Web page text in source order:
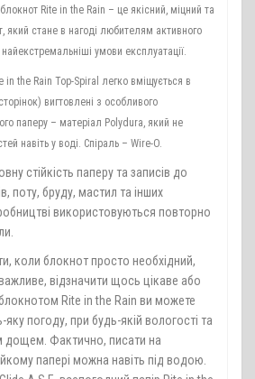
Rite in the Rain – це якісний, міцний та
який стане в нагоді любителям активного
умови експлуатації.
in the Rain Top-Spiral легко вміщується в
вигтовлені з особливого
паперу – матеріал Polydura, який не
навіть у воді. Спіраль – Wire-O.
стійкість паперу та записів до
поту, бруду, мастил та інших
використовуються повторно
коли блокнот просто необхідний,
відзначити щось цікаве або
Rite in the Rain ви можете
погоду, при будь-якій вологості та
дощем. Фактично, писати на
папері можна навіть під водою.